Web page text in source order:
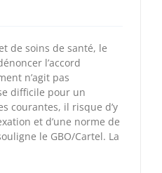
de soins de santé, le
l’accord
n’agit pas
difficile pour un
courantes, il risque d’y
et d’une norme de
le GBO/Cartel. La